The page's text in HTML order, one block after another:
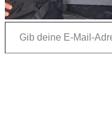
Gib deine E-Mail-Adresse ein ...